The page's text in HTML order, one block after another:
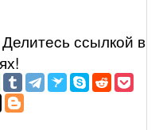
ссылкой в